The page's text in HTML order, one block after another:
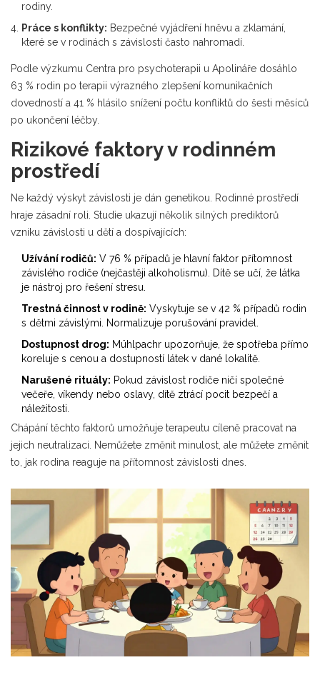
rodiny.
Práce s konflikty: Bezpečné vyjádření hněvu a zklamání,
které se v rodinách s závislostí často nahromadí.
Podle výzkumu Centra pro psychoterapii u Apolináře dosáhlo
63 % rodin po terapii výrazného zlepšení komunikačních
dovedností a 41 % hlásilo snížení počtu konfliktů do šesti měsíců
po ukončení léčby.
Rizikové faktory v rodinném
prostředí
Ne každý výskyt závislosti je dán genetikou. Rodinné prostředí
hraje zásadní roli. Studie ukazují několik silných prediktorů
vzniku závislosti u dětí a dospívajících:
Užívání rodičů: V 76 % případů je hlavní faktor přítomnost
závislého rodiče (nejčastěji alkoholismu). Dítě se učí, že látka
je nástroj pro řešení stresu.
Trestná činnost v rodině: Vyskytuje se v 42 % případů rodin
s dětmi závislými. Normalizuje porušování pravidel.
Dostupnost drog: Mühlpachr upozorňuje, že spotřeba přímo
koreluje s cenou a dostupností látek v dané lokalitě.
Narušené rituály: Pokud závislost rodiče ničí společné
večeře, víkendy nebo oslavy, dítě ztrácí pocit bezpečí a
náležitosti.
Chápání těchto faktorů umožňuje terapeutu cíleně pracovat na
jejich neutralizaci. Nemůžete změnit minulost, ale můžete změnit
to, jak rodina reaguje na přítomnost závislosti dnes.